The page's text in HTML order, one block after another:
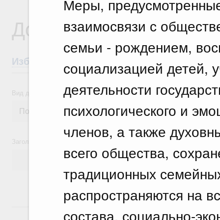
Меры,
взаимосвязи с
семьи - рождением,
социализацией детей,
деятельности
психологического и
членов, а также
всего общества,
традиционных
распространяются на
состава, социально-
Документы
Избранные документы со справками к
Вид документа
Заголовок или текст документа